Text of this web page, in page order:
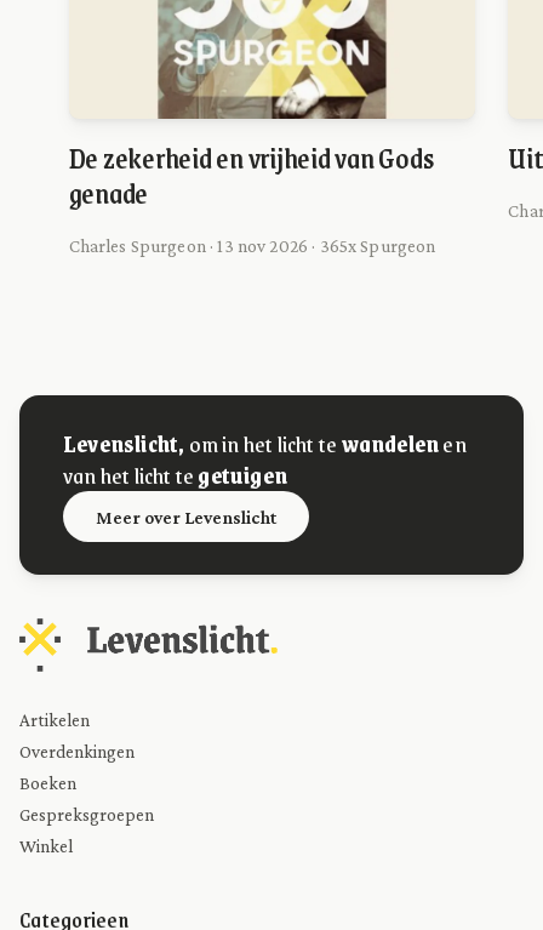
De zekerheid en vrijheid van Gods
genade
Charles Spurgeon · 13 nov 2026 · 365x Spurgeon
Levenslicht, om in het licht tewandelenen
van het licht tegetuigen
Meer over Levenslicht
Artikelen
Overdenkingen
Boeken
Gespreksgroepen
Winkel
Categorieen